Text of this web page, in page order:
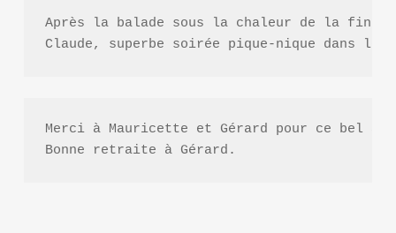
Après la balade sous la chaleur de la fin
Claude, superbe soirée pique-nique dans le
Merci à Mauricette et Gérard pour ce bel
Bonne retraite à Gérard.